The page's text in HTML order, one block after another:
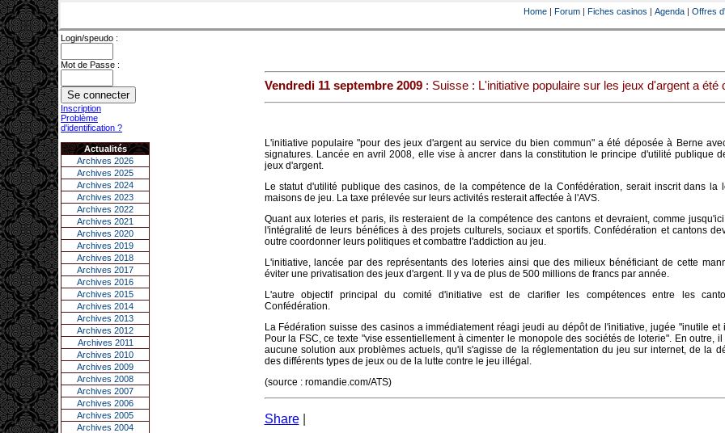
Home | Forum | Fiches casinos | Agenda | Offres
Login/speudo :
Mot de Passe :
Inscription
Problème
d'identification ?
Actualités
Archives 2026
Archives 2025
Archives 2024
Archives 2023
Archives 2022
Archives 2021
Archives 2020
Archives 2019
Archives 2018
Archives 2017
Archives 2016
Archives 2015
Archives 2014
Archives 2013
Archives 2012
Archives 2011
Archives 2010
Archives 2009
Archives 2008
Archives 2007
Archives 2006
Archives 2005
Archives 2004
Vendredi 11 septembre 2009: Suisse : L'initiative populaire sur les jeux d'argent a été
L'initiative populaire "pour des jeux d'argent au service du bien commun" a été déposée à Berne
signatures. Lancée en avril 2008, elle vise à ancrer dans la constitution le principe d'utilité publique
jeux d'argent.
Le statut d'utilité publique des casinos, de la compétence de la Confédération, serait inscrit dans la
maisons de jeu. La taxe prélevée sur leurs activités resterait affectée à l'AVS.
Quant aux loteries et paris, ils resteraient de la compétence des cantons et devraient, comme
l'intégralité de leurs bénéfices à des projets culturels, sociaux et sportifs. Confédération et cantons
outre coordonner leurs politiques et combattre l'addiction au jeu.
L'initiative, lancée par des représentants des loteries ainsi que des milieux bénéficiant de cette
éviter une privatisation des jeux d'argent. Il y va de plus de 500 millions de francs par année.
L'autre objectif principal du comité d'initiative est de clarifier les compétences entre les
Confédération.
La Fédération suisse des casinos a immédiatement réagi jeudi au dépôt de l'initiative, jugée "inutile et
Pour la FSC, ce texte "vise essentiellement à cimenter le monopole des sociétés de loterie". En outre, il
aucune solution aux problèmes actuels, qu'il s'agisse de la réglementation du jeu sur internet, de la
des différents types de jeux ou de la lutte contre le jeu illégal.
(source : romandie.com/ATS)
Share